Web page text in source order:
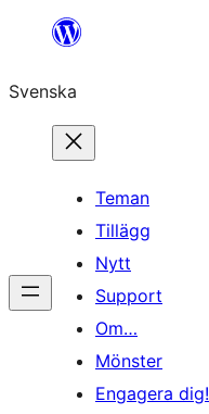
Hoppa
innehåll
Svenska
Teman
Tillägg
Nytt
Support
Om…
Mönster
Engagera dig!